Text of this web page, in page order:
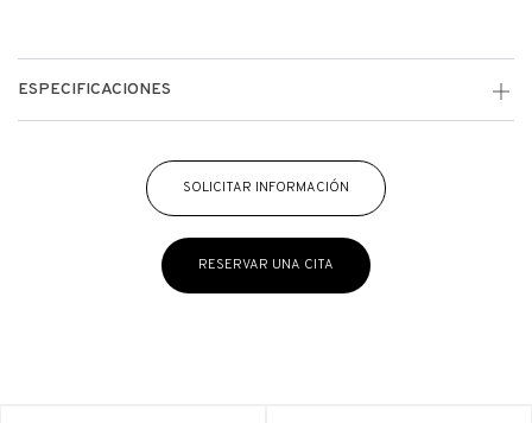
ESPECIFICACIONES
SOLICITAR INFORMACIÓN
RESERVAR UNA CITA